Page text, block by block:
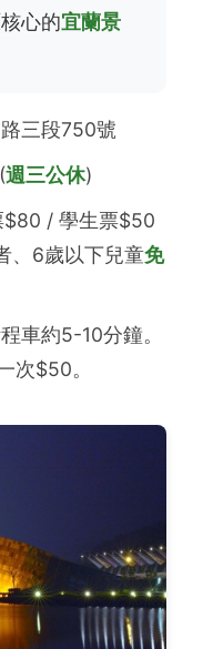
心的宜蘭景
三段750號
週三公休)
/ 學生票$50
、6歲以下兒童免
車約5-10分鐘。
次$50。